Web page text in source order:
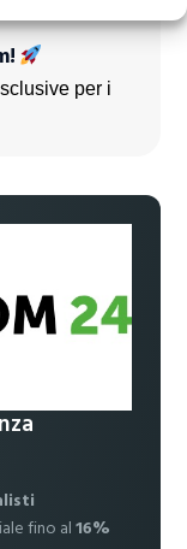
per i
fino al16%